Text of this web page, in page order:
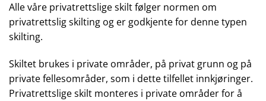
Alle våre privatrettslige skilt følger normen om
privatrettslig skilting og er godkjente for denne typen
skilting.
Skiltet brukes i private områder, på privat grunn og på
private fellesområder, som i dette tilfellet innkjøringer.
Privatrettslige skilt monteres i private områder for å